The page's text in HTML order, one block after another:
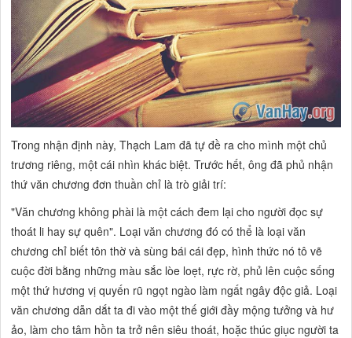
Trong nhận định này, Thạch Lam đã tự đề ra cho mình một chủ
trương riêng, một cái nhìn khác biệt. Trước hết, ông đã phủ nhận
thứ văn chương đơn thuần chỉ là trò giải trí:
"Văn chương không phài là một cách đem lại cho người đọc sự
thoát li hay sự quên". Loại văn chương đó có thể là loại văn
chương chỉ biết tôn thờ và sùng bái cái đẹp, hình thức nó tô vẽ
cuộc đời bằng những màu sắc lòe loẹt, rực rờ, phủ lên cuộc sống
một thứ hương vị quyến rũ ngọt ngào làm ngất ngây độc giả. Loại
văn chương dẫn dắt ta đi vào một thế giới đầy mộng tưởng và hư
ảo, làm cho tâm hồn ta trở nên siêu thoát, hoặc thúc giục người ta